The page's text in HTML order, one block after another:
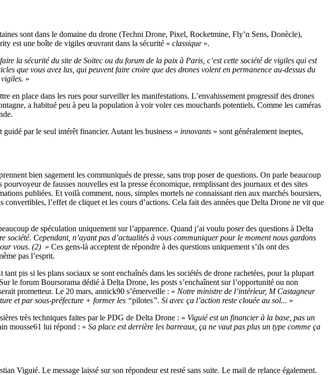
sont dans le domaine du drone (Techni Drone, Pixel, Rocketmine, Fly’n Sens, Donècle),
est une boîte de vigiles œuvrant dans la sécurité « classique ».
la sécurité du site de Soitec ou du forum de la paix à Paris, c’est cette société de vigiles qui est
que vous avez lus, qui peuvent faire croire que des drones volent en permanence au-dessus du
»
en place dans les rues pour surveiller les manifestations. L’envahissement progressif des drones
a habitué peu à peu la population à voir voler ces mouchards potentiels. Comme les caméras
par le seul intérêt financier. Autant les business « innovants » sont généralement ineptes,
bien sagement les communiqués de presse, sans trop poser de questions. On parle beaucoup
de fausses nouvelles est la presse économique, remplissant des journaux et des sites
publiées. Et voilà comment, nous, simples mortels ne connaissant rien aux marchés boursiers,
l’effet de cliquet et les cours d’actions. Cela fait des années que Delta Drone ne vit que
de spéculation uniquement sur l’apparence. Quand j’ai voulu poser des questions à Delta
société. Cependant, n’ayant pas d’actualités à vous communiquer pour le moment nous gardons
vous. (2) » Ces gens-là acceptent de répondre à des questions uniquement s’ils ont des
pas l’esprit.
pis si les plans sociaux se sont enchaînés dans les sociétés de drone rachetées, pour la plupart
le forum Boursorama dédié à Delta Drone, les posts s’enchaînent sur l’opportunité ou non
prometteur. Le 20 mars, annick90 s’émerveille : « Notre ministre de l’intérieur, M Castagneur
et par sous-préfecture + former les “pilotes”. Si avec ça l’action reste clouée au sol... »
très techniques faites par le PDG de Delta Drone : « Viguié est un financier à la base, pas un
mousse61 lui répond : « Sa place est derrière les barreaux, ça ne vaut pas plus un type comme ça
Viguié. Le message laissé sur son répondeur est resté sans suite. Le mail de relance également.